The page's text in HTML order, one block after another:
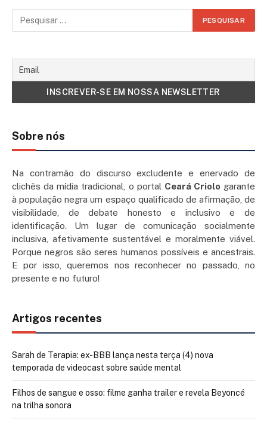
Sobre nós
Na contramão do discurso excludente e enervado de
clichês da mídia tradicional, o portal Ceará Criolo garante
à população negra um espaço qualificado de afirmação, de
visibilidade, de debate honesto e inclusivo e de
identificação. Um lugar de comunicação socialmente
inclusiva, afetivamente sustentável e moralmente viável.
Porque negros são seres humanos possíveis e ancestrais.
E por isso, queremos nos reconhecer no passado, no
presente e no futuro!
Artigos recentes
Sarah de Terapia: ex-BBB lança nesta terça (4) nova
temporada de videocast sobre saúde mental
Filhos de sangue e osso: filme ganha trailer e revela Beyoncé
na trilha sonora